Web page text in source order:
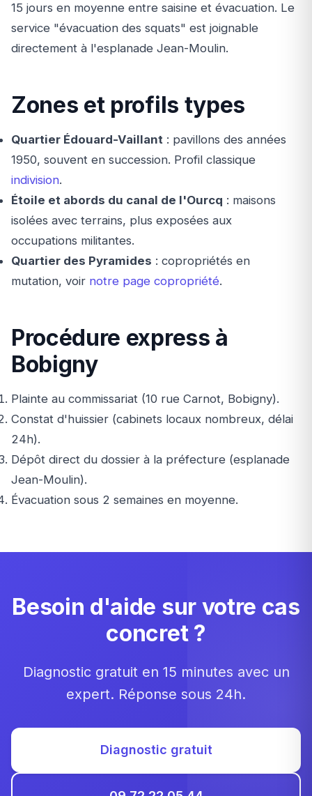
15 jours en moyenne entre saisine et évacuation. Le
service "évacuation des squats" est joignable
directement à l'esplanade Jean-Moulin.
Zones et profils types
Quartier Édouard-Vaillant : pavillons des années
1950, souvent en succession. Profil classique
indivision.
Étoile et abords du canal de l'Ourcq : maisons
isolées avec terrains, plus exposées aux
occupations militantes.
Quartier des Pyramides : copropriétés en
mutation, voir notre page copropriété.
Procédure express à
Bobigny
Plainte au commissariat (10 rue Carnot, Bobigny).
Constat d'huissier (cabinets locaux nombreux, délai
24h).
Dépôt direct du dossier à la préfecture (esplanade
Jean-Moulin).
Évacuation sous 2 semaines en moyenne.
Besoin d'aide sur votre cas
concret ?
Diagnostic gratuit en 15 minutes avec un
expert. Réponse sous 24h.
Diagnostic gratuit